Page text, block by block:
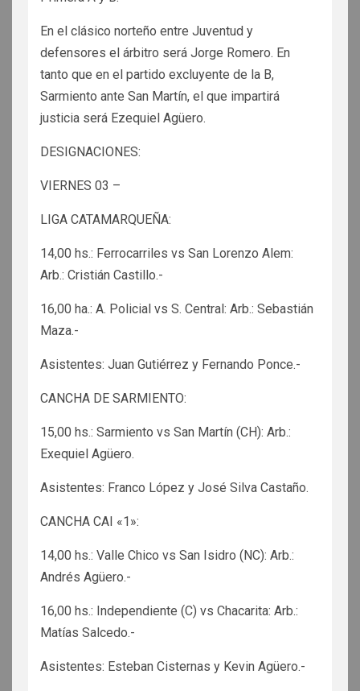
En el clásico norteño entre Juventud y
defensores el árbitro será Jorge Romero. En
tanto que en el partido excluyente de la B,
Sarmiento ante San Martín, el que impartirá
justicia será Ezequiel Agüero.
DESIGNACIONES:
VIERNES 03 –
LIGA CATAMARQUEÑA:
14,00 hs.: Ferrocarriles vs San Lorenzo Alem:
Arb.: Cristián Castillo.-
16,00 ha.: A. Policial vs S. Central: Arb.: Sebastián
Maza.-
Asistentes: Juan Gutiérrez y Fernando Ponce.-
CANCHA DE SARMIENTO:
15,00 hs.: Sarmiento vs San Martín (CH): Arb.:
Exequiel Agüero.
Asistentes: Franco López y José Silva Castaño.
CANCHA CAI «1»:
14,00 hs.: Valle Chico vs San Isidro (NC): Arb.:
Andrés Agüero.-
16,00 hs.: Independiente (C) vs Chacarita: Arb.:
Matías Salcedo.-
Asistentes: Esteban Cisternas y Kevin Agüero.-